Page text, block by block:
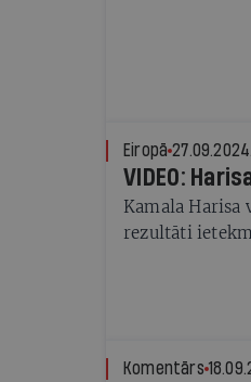
Eiropā
VIDEO:
Kamala Harisa
rezultāti
Komentārs